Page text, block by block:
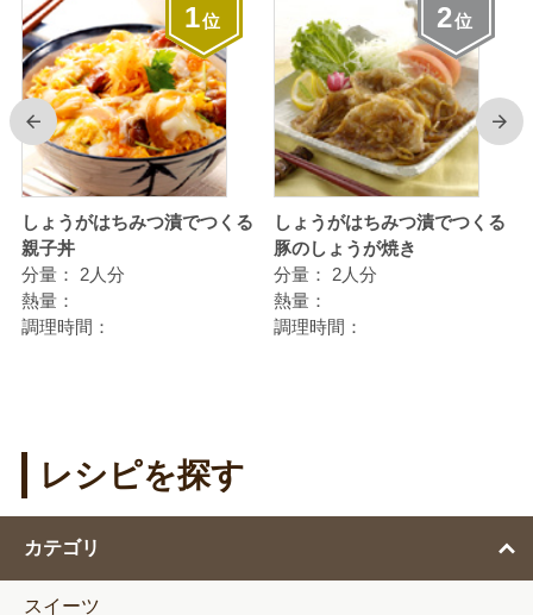
前
1位
しょうがはちみつ漬でつくる
親子丼
分量：
2人分
熱量：
調理時間：
2位
しょうがはちみつ漬でつくる
豚のしょうが焼き
分量：
2人分
熱量：
調理時間：
次
レシピを探す
カテゴリ
スイーツ